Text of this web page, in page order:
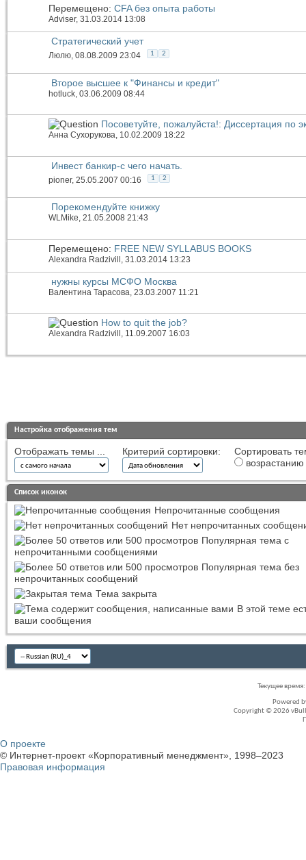
Перемещено: CFA без опыта работы
Adviser, 31.03.2014 13:08
Стратегический учет
Люлю, 08.08.2009 23:04 1 2
Второе высшее к "Финансы и кредит"
hotluck , 03.06.2009 08:44
Посоветуйте, пожалуйста!: Диссертация по
Анна Сухорукова, 10.02.2009 18:22
Инвест банкир-с чего начать.
pioner, 25.05.2007 00:16 1 2
Порекомендуйте книжку
WLMike, 21.05.2008 21:43
Перемещено: FREE NEW SYLLABUS BOOKS
Alexandra Radzivill , 31.03.2014 13:23
нужны курсы МСФО Москва
Валентина Тарасова , 23.03.2007 11:21
How to quit the job?
Alexandra Radzivill , 11.09.2007 16:03
Настройка отображения тем
Отображать темы ... Критерий сортировки:
Сортировать
возрастанию
Список иконок
Непрочитанные сообщения
Нет непрочитанных
Популярная тема с
непрочитанными сообщениями
Популярная тема без
непрочитанных сообщений
Тема закрыта
В этой теме
ваши сообщения
Текущее время:
Powered
Copyright © 2026
О проекте
© Интернет-проект «Корпоративный менеджмент», 1998–2023
Правовая информация